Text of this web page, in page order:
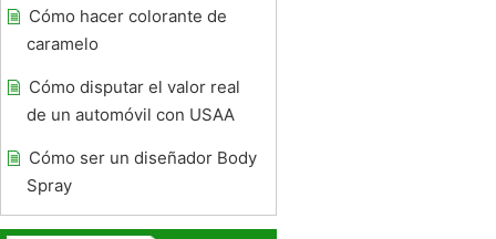
Cómo hacer colorante de
caramelo
Cómo disputar el valor real
de un automóvil con USAA
Cómo ser un diseñador Body
Spray